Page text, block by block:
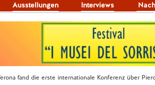
Ausstellungen Interviews
fand die erste internationale Konferenz über